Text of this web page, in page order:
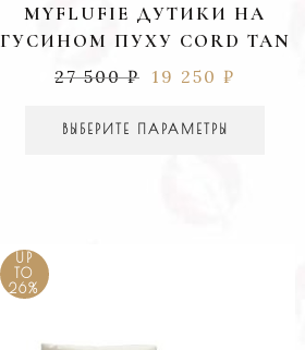
MYFLUFIE ДУТИКИ НА
ГУСИНОМ ПУХУ CORD TAN
27 500₽ 19 250 ₽
ВЫБЕРИТЕ ПАРАМЕТРЫ
UP
TO
26%